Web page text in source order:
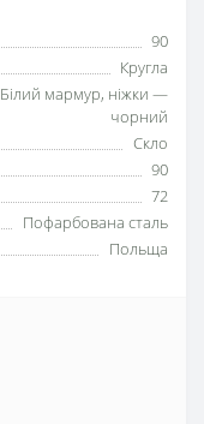
90
Кругла
Білий мармур, ніжки —
чорний
Скло
90
72
Пофарбована сталь
Польща